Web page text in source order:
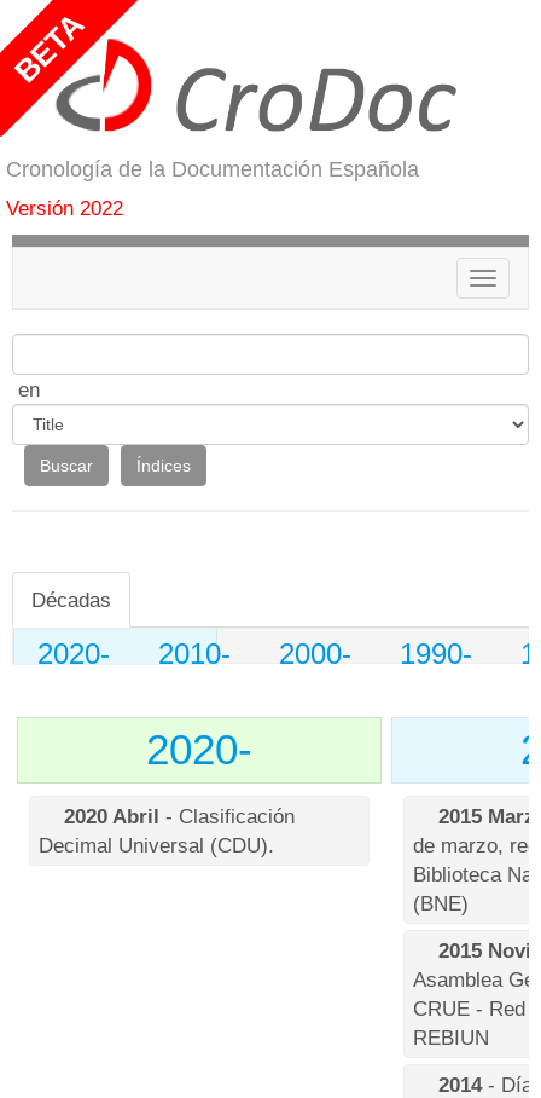
Cronología de la Documentación Española
Versión 2022
Menú
en
Décadas
2020- 2010- 2000- 1990-
2020-
2020 Abril - Clasificación
Decimal Universal (CDU).
2015
de marzo,
Biblioteca
(BNE)
2015
Asamblea
CRUE - Red
REBIUN
2014 - Día